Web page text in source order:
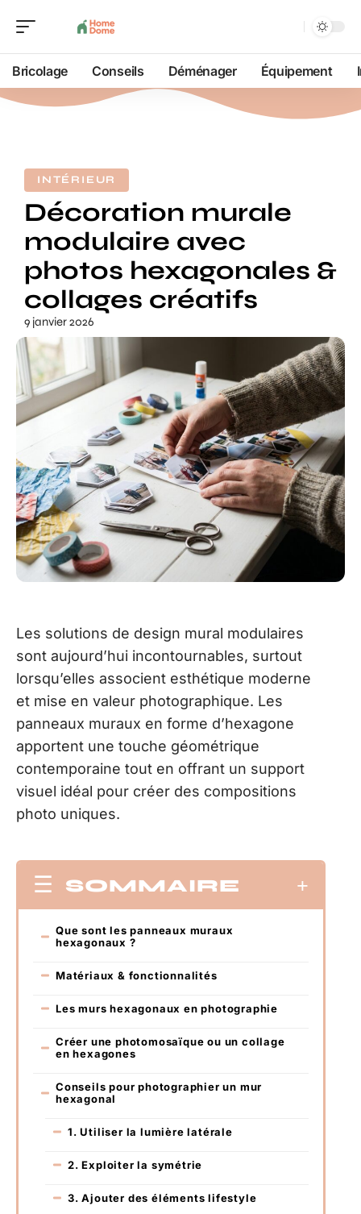
Bricolage Conseils Déménager Équipement
INTÉRIEUR
Décoration murale
modulaire avec
photos hexagonales &
collages créatifs
9 janvier 2026
Les solutions de design mural modulaires
sont aujourd’hui incontournables, surtout
lorsqu’elles associent esthétique moderne
et mise en valeur photographique. Les
panneaux muraux en forme d’hexagone
apportent une touche géométrique
contemporaine tout en offrant un support
visuel idéal pour créer des compositions
photo uniques.
SOMMAIRE
Que sont les panneaux muraux
hexagonaux ?
Matériaux & fonctionnalités
Les murs hexagonaux en photographie
Créer une photomosaïque ou un collage
en hexagones
Conseils pour photographier un mur
hexagonal
1. Utiliser la lumière latérale
2. Exploiter la symétrie
3. Ajouter des éléments lifestyle